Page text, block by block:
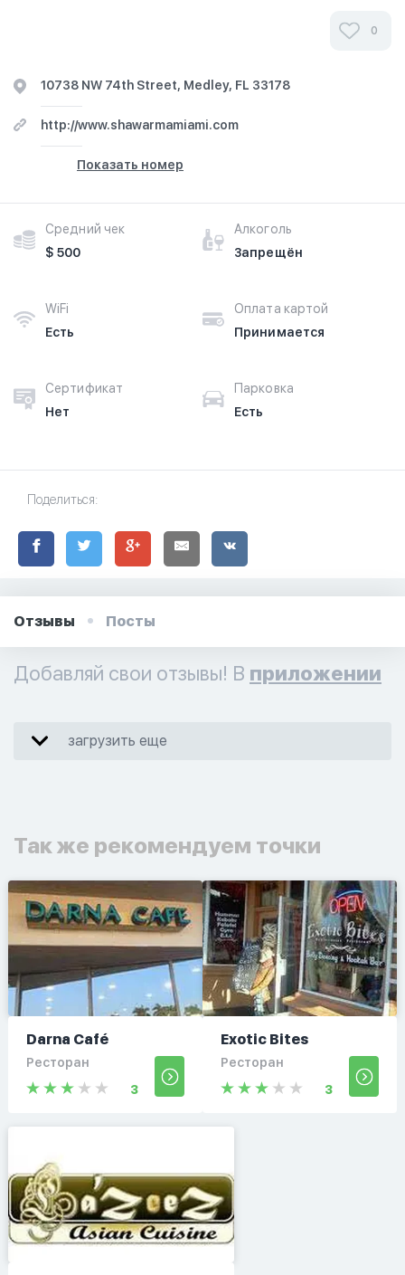
0
10738 NW 74th Street, Medley, FL 33178
http://www.shawarmamiami.com
Показать номер
Средний чек
$ 500
Алкоголь
Запрещён
WiFi
Есть
Оплата картой
Принимается
Сертификат
Нет
Парковка
Есть
Поделиться:
Отзывы Посты
Добавляй свои отзывы! В приложении
загрузить еще
Так же рекомендуем точки
Darna Café
Ресторан
3
Exotic Bites
Ресторан
3